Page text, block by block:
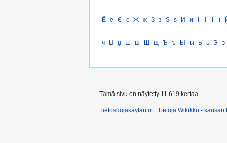
Ё ё Є є Ж ж З з Ѕ ѕ И и І і Ї ї
ч Џ џ Ш ш Щ щ Ъ ъ Ы ы Ь ь Э э
Tämä sivu on näytetty 11 619 kertaa.
Tietosuojakäytäntö Tietoja Wikikko - kansan